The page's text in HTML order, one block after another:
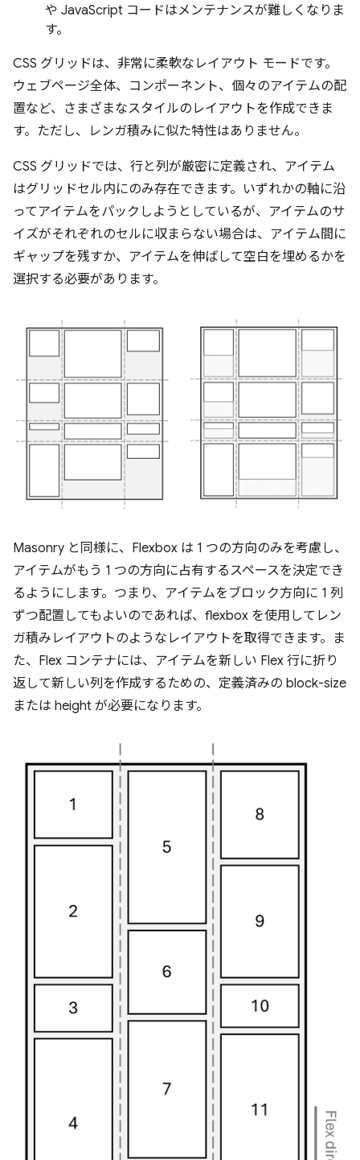
や JavaScript コードはメンテナンスが難しくなりま
す。
CSS グリッドは、非常に柔軟なレイアウト モードです。
ウェブページ全体、コンポーネント、個々のアイテムの配
置など、さまざまなスタイルのレイアウトを作成できま
す。ただし、レンガ積みに似た特性はありません。
CSS グリッドでは、行と列が厳密に定義され、アイテム
はグリッドセル内にのみ存在できます。いずれかの軸に沿
ってアイテムをパックしようとしているが、アイテムのサ
イズがそれぞれのセルに収まらない場合は、アイテム間に
ギャップを残すか、アイテムを伸ばして空白を埋めるかを
選択する必要があります。
Masonry と同様に、Flexbox は 1 つの方向のみを考慮し、
アイテムがもう 1 つの方向に占有するスペースを決定でき
るようにします。つまり、アイテムをブロック方向に 1 列
ずつ配置してもよいのであれば、flexbox を使用してレン
ガ積みレイアウトのようなレイアウトを取得できます。ま
た、Flex コンテナには、アイテムを新しい Flex 行に折り
返して新しい列を作成するための、定義済みの block-size
または height が必要になります。